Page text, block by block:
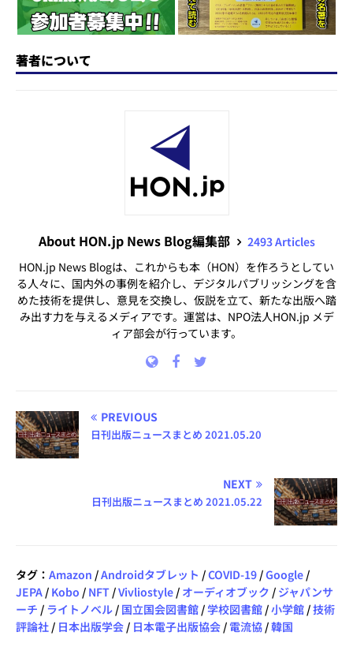
著者について
About HON.jp News Blog編集部
2493 Articles
HON.jp News Blogは、これからも本（HON）を作ろうとしてい
る人々に、国内外の事例を紹介し、デジタルパブリッシングを含
めた技術を提供し、意見を交換し、仮説を立て、新たな出版へ踏
み出す力を与えるメディアです。運営は、NPO法人HON.jp メデ
ィア部会が行っています。
PREVIOUS
日刊出版ニュースまとめ 2021.05.20
NEXT
日刊出版ニュースまとめ 2021.05.22
タグ： Amazon /Androidタブレット /COVID-19 /Google /
JEPA / Kobo / NFT /Vivliostyle / オーディオブック / ジャパンサ
ーチ / ライトノベル / 国立国会図書館 /学校図書館 /小学館 /技術
評論社 / 日本出版学会 / 日本電子出版協会 / 電流協 /韓国